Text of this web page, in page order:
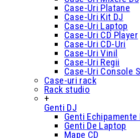
Case-Uri Platane
Case-Uri Kit DJ
Case-Uri Laptop
Case-Uri CD Player
Case-Uri CD-Uri
Case-Uri Vinil
Case-Uri Regii
Case-Uri Console
Case-uri rack
Rack studio
+
Genti DJ
Genti Echipamente
Genti De Laptop
Mape CD